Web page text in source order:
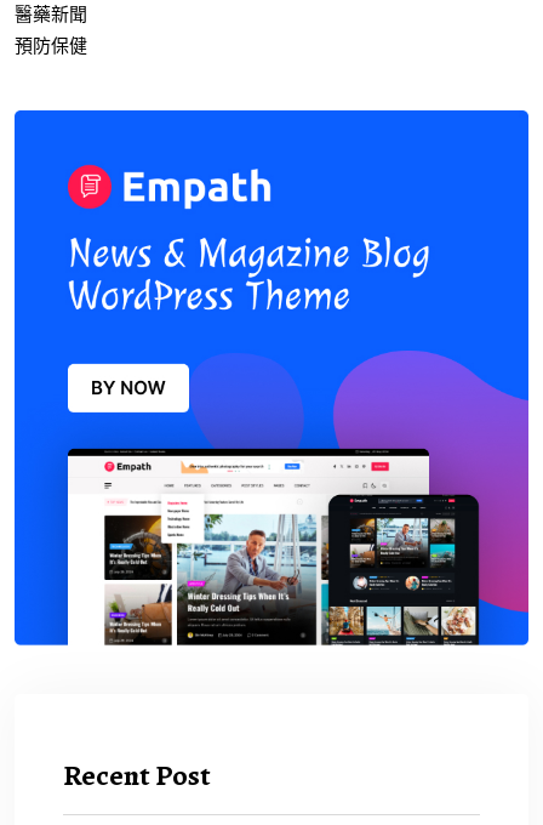
醫藥新聞
預防保健
Recent Post